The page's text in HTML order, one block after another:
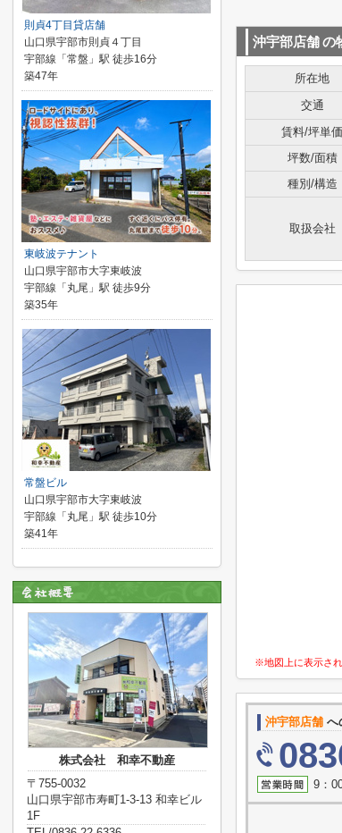
沖宇部店舗の
所在地
交通
賃料/坪単価
坪数/面積
種別/構造
取扱会社
※地図上に表示さ
沖宇部店舗 へ
9：
則貞4丁目貸店舗
山口県宇部市則貞４丁目
宇部線「常盤」駅 徒歩16分
築47年
東岐波テナント
山口県宇部市大字東岐波
宇部線「丸尾」駅 徒歩9分
築35年
常盤ビル
山口県宇部市大字東岐波
宇部線「丸尾」駅 徒歩10分
築41年
株式会社 和幸不動産
〒755-0032
山口県宇部市寿町1-3-13 和幸ビル
1F